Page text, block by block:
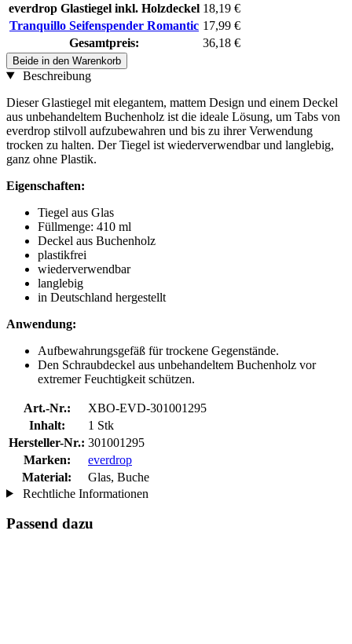
everdrop Glastiegel inkl. Holzdeckel 18,19 €
Tranquillo Seifenspender Romantic 17,99 €
Gesamtpreis:
36,18 €
Beide in den Warenkorb
Beschreibung
Dieser Glastiegel mit elegantem, mattem Design und einem Deckel
aus unbehandeltem Buchenholz ist die ideale Lösung, um Tabs von
everdrop stilvoll aufzubewahren und bis zu ihrer Verwendung
trocken zu halten. Der Tiegel ist wiederverwendbar und langlebig,
ganz ohne Plastik.
Eigenschaften:
Tiegel aus Glas
Füllmenge: 410 ml
Deckel aus Buchenholz
plastikfrei
wiederverwendbar
langlebig
in Deutschland hergestellt
Anwendung:
Aufbewahrungsgefäß für trockene Gegenstände.
Den Schraubdeckel aus unbehandeltem Buchenholz vor
extremer Feuchtigkeit schützen.
Art.-Nr.:
XBO-EVD-301001295
Inhalt:
1 Stk
Hersteller-Nr.: 301001295
Marken:
everdrop
Material:
Glas, Buche
Rechtliche Informationen
Passend dazu